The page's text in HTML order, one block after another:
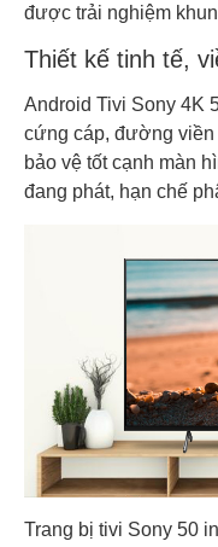
được trải nghiệm
Thiết kế tinh tế,
Android Tivi Sony 4K
cứng cáp, đường viền
bảo vệ tốt cạnh màn
đang phát, hạn chế
Trang bị tivi Sony 50